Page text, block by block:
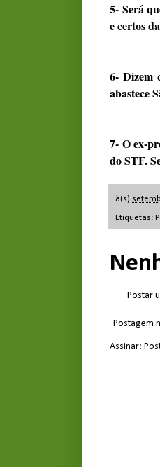
5- Será
e certos
6- Dizem
abastece
7- O ex-
do STF.
à(s)
Etiquetas:
Postar
Postagem
Assinar: